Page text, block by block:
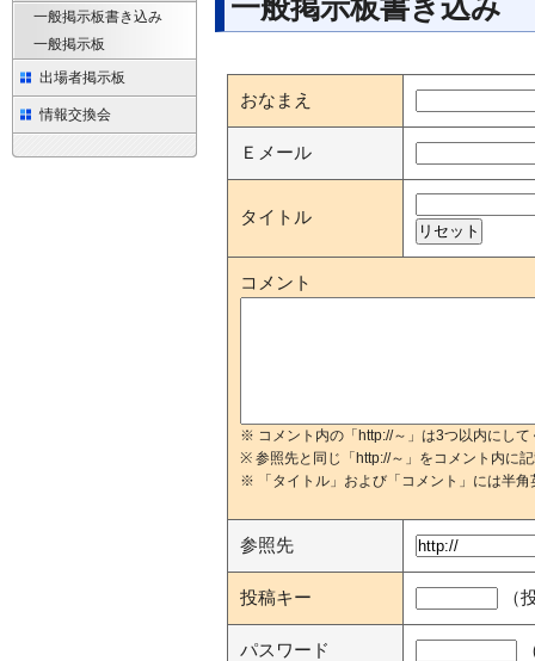
一般掲示板書き込み
一般掲示板
出場者掲示板
情報交換会
一般掲示板書き込み
おなまえ
Ｅメール
タイトル
コメント
※ コメント内の「http://～」は3つ以内にして
※ 参照先と同じ「http://～」をコメント内に
※ 「タイトル」および「コメント」には半
参照先
投稿キー （
パスワード